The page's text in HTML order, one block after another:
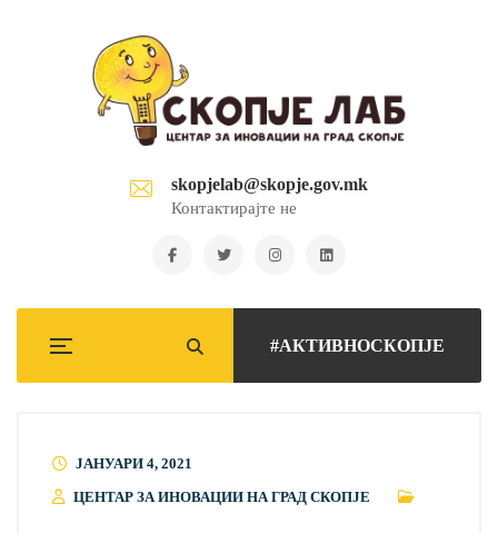
skopjelab@skopje.gov.mk
Контактирајте не
#АКТИВНОСКОПЈЕ
ЈАНУАРИ 4, 2021
ЦЕНТАР ЗА ИНОВАЦИИ НА ГРАД СКОПЈЕ